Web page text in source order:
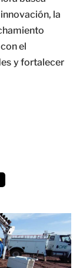
la
el
y fortalecer